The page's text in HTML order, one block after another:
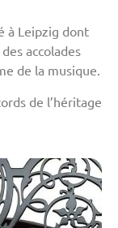
à Leipzig dont
accolades
de la musique.
de l’héritage